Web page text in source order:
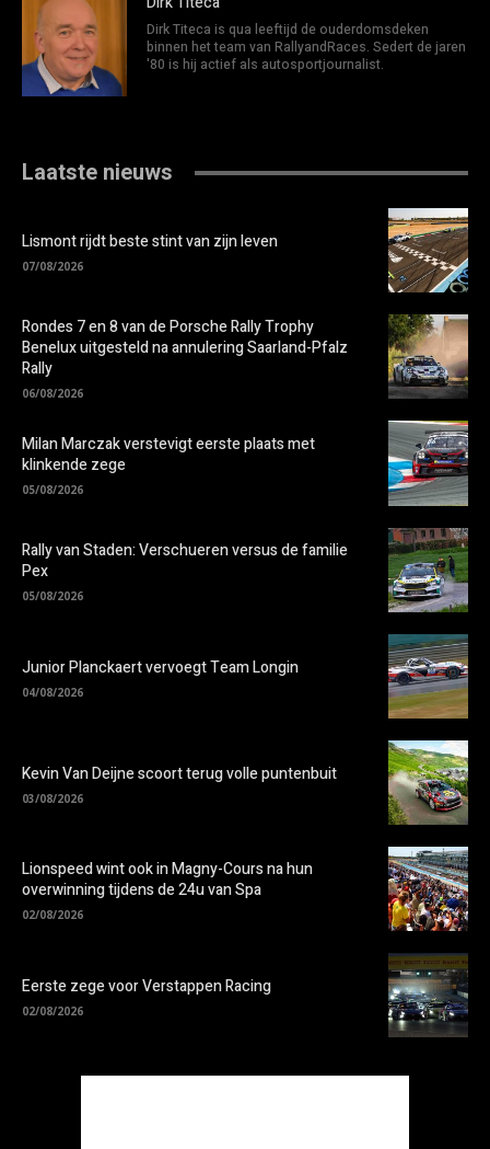
Dirk Titeca is qua leeftijd de ouderdomsdeken
binnen het team van RallyandRaces. Sedert de jaren
'80 is hij actief als autosportjournalist.
Laatste nieuws
Lismont rijdt beste stint van zijn leven
07/08/2026
Rondes 7 en 8 van de Porsche Rally Trophy
Benelux uitgesteld na annulering Saarland-Pfalz
Rally
06/08/2026
Milan Marczak verstevigt eerste plaats met
klinkende zege
05/08/2026
Rally van Staden: Verschueren versus de familie
Pex
05/08/2026
Junior Planckaert vervoegt Team Longin
04/08/2026
Kevin Van Deijne scoort terug volle puntenbuit
03/08/2026
Lionspeed wint ook in Magny-Cours na hun
overwinning tijdens de 24u van Spa
02/08/2026
Eerste zege voor Verstappen Racing
02/08/2026